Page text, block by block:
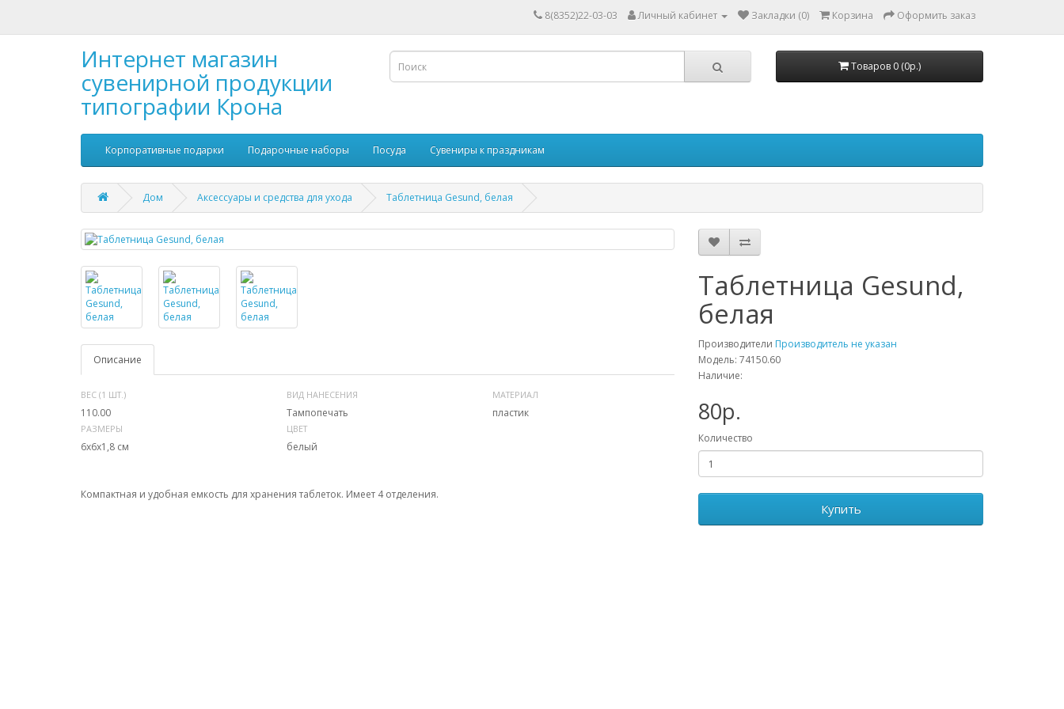
8(8352)22-03-03 Личный кабинет Закладки (0) Корзина Оформить заказ
Интернет магазин
сувенирной продукции
типографии Крона
Товаров 0 (0р.)
Корпоративные подарки Подарочные наборы Посуда Сувениры к праздникам
Дом Аксессуары и средства для ухода Таблетница Gesund, белая
Описание
ВЕС (1 ШТ.)
110.00
ВИД НАНЕСЕНИЯ
Тампопечать
МАТЕРИАЛ
пластик
РАЗМЕРЫ
6x6x1,8 см
ЦВЕТ
белый
Компактная и удобная емкость для хранения таблеток. Имеет 4 отделения.
Таблетница Gesund,
белая
Производители Производитель не указан
Модель: 74150.60
Наличие:
80р.
Количество
Купить